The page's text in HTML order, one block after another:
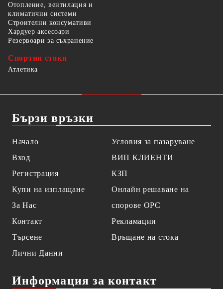
Отопление, вентилация и
климатични системи
Строителни консумативи
Хардуер аксесоари
Резервоари за съхранение
Спортни стоки
Атлетика
Бързи връзки
Начало
Вход
Регистрация
Купи на изплащане
За Нас
Контакт
Търсене
Лични Данни
Условия за пазаруване
ВИП КЛИЕНТИ
КЗП
Онлайн решаване на
спорове OPC
Рекламации
Връщане на стока
Информация за контакт